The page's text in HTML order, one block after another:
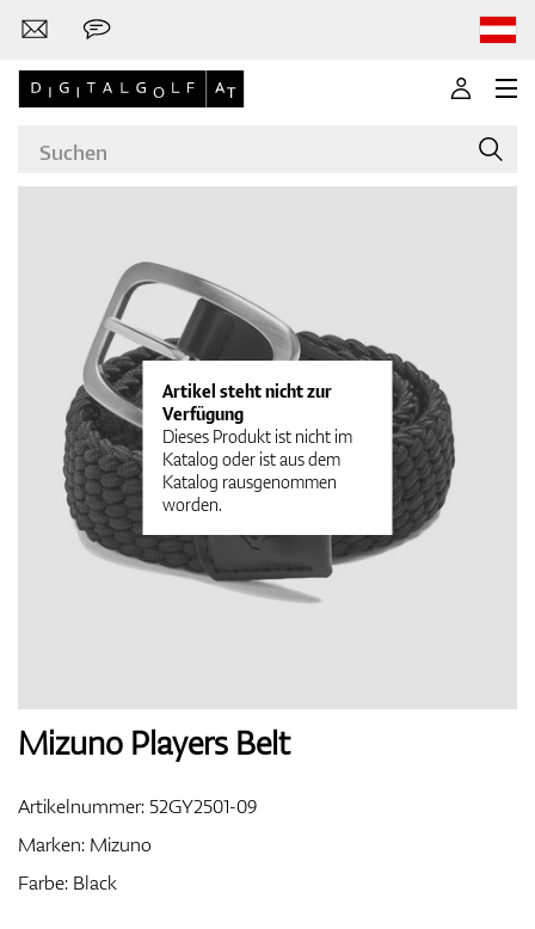
Golfschläger
Bekleidung
Handschuhe
Artikel steht nicht zur
Verfügung
Dieses Produkt ist nicht im
Katalog oder ist aus dem
Katalog rausgenommen
worden.
Mizuno Players Belt
Artikelnummer:52GY2501-09
Marken: Mizuno
Farbe: Black